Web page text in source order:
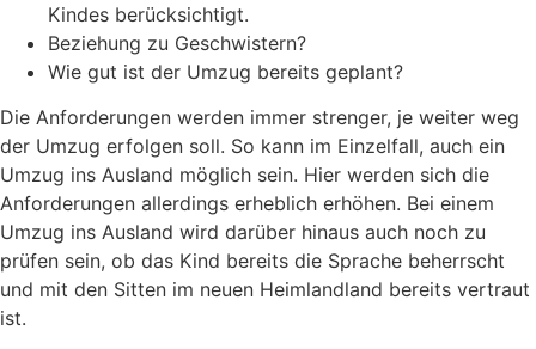
Kindes berücksichtigt.
Beziehung zu Geschwistern?
Wie gut ist der Umzug bereits geplant?
Die Anforderungen werden immer strenger, je weiter weg
der Umzug erfolgen soll. So kann im Einzelfall, auch ein
Umzug ins Ausland möglich sein. Hier werden sich die
Anforderungen allerdings erheblich erhöhen. Bei einem
Umzug ins Ausland wird darüber hinaus auch noch zu
prüfen sein, ob das Kind bereits die Sprache beherrscht
und mit den Sitten im neuen Heimlandland bereits vertraut
ist.